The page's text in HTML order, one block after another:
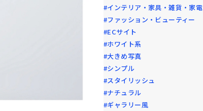
#インテリア・家具・雑貨・家電
#ファッション・ビューティー
#ECサイト
#ホワイト系
#大きめ写真
#シンプル
#スタイリッシュ
#ナチュラル
#ギャラリー風